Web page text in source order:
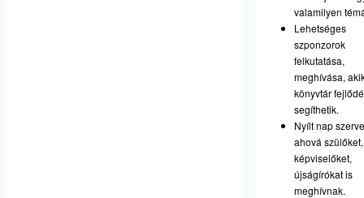
valamilyen
Lehetséges
szponzorok
felkutatása,
meghívása,
könyvtár
segíthetik.
Nyílt nap
ahová szülőket,
képviselőket,
újságírókat is
meghívnak.